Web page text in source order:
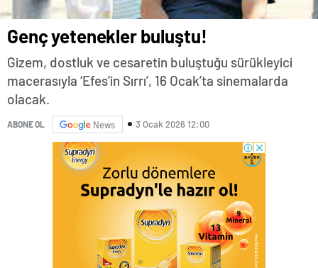
Genç yetenekler buluştu!
Gizem, dostluk ve cesaretin buluştuğu sürükleyici
macerasıyla ‘Efes’in Sırrı’, 16 Ocak’ta sinemalarda
olacak.
ABONE OL News 3 Ocak 2026 12:00